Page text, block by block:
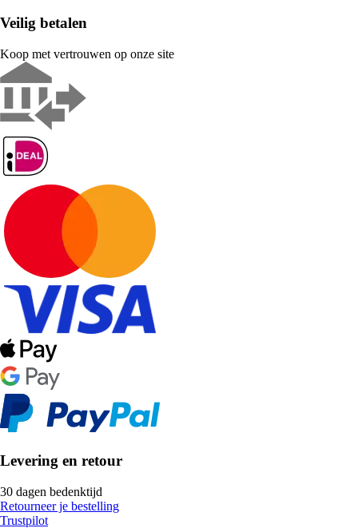
Veilig betalen
Koop met vertrouwen op onze site
Levering en retour
30 dagen bedenktijd
Retourneer je bestelling
Trustpilot